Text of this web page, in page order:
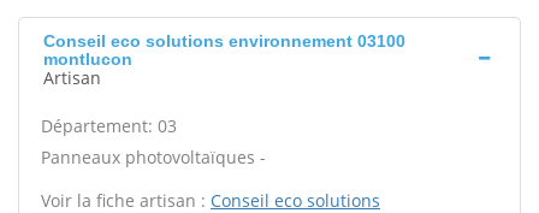
Conseil eco solutions environnement 03100
montlucon
Artisan
Département: 03
Panneaux photovoltaïques -
Voir la fiche artisan : Conseil eco solutions